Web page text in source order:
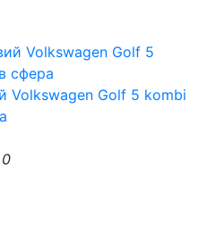
Volkswagen Golf 5 kombi
0